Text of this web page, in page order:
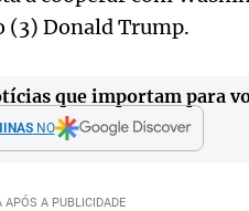
(3) Donald Trump.
que importam para
NO